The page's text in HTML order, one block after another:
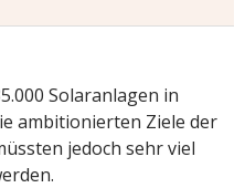
Solaranlagen in
ambitionierten Ziele der
jedoch sehr viel